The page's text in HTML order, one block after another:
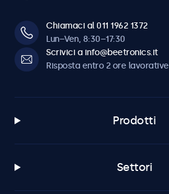
Chiamaci al 011 1962 1372
Lun–Ven, 8:30–17:30
Scrivici a info@beetronics.it
Risposta entro 2 ore lavorative
Prodotti
Settori